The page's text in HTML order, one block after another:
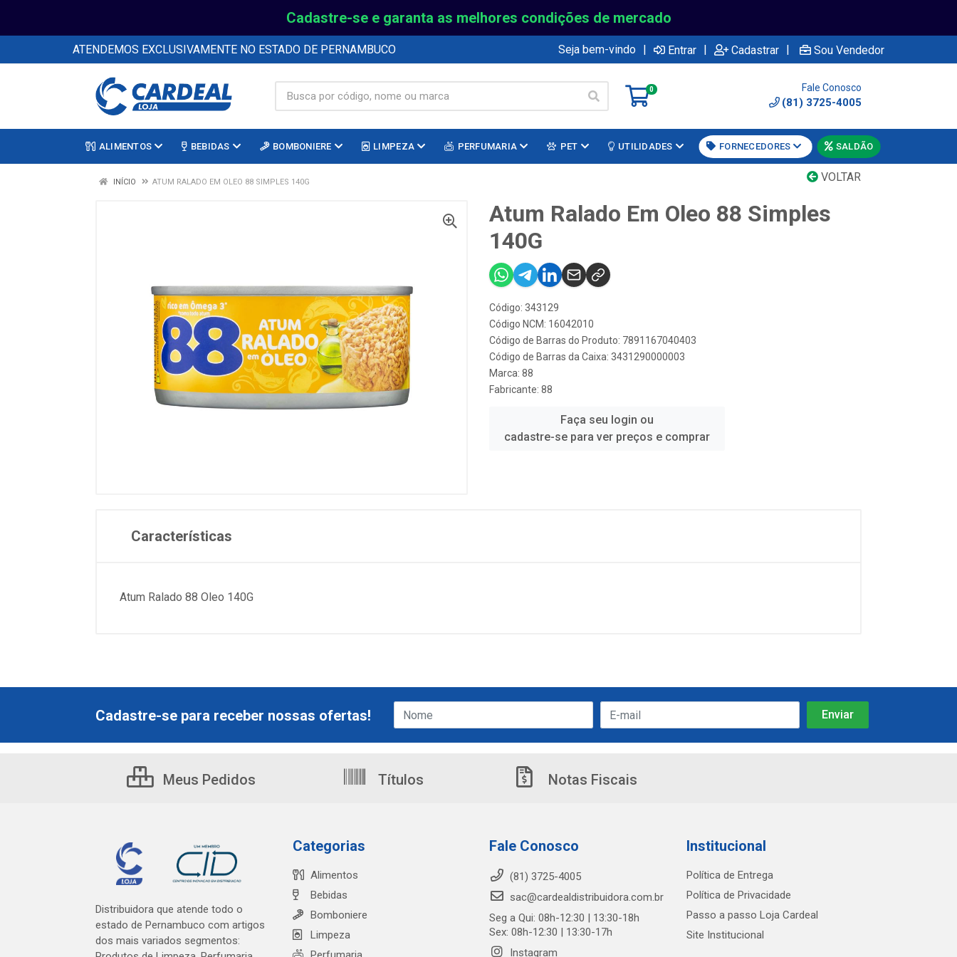
Cadastre-se e garanta as melhores condições de mercado
ATENDEMOS EXCLUSIVAMENTE NO ESTADO DE PERNAMBUCO Seja bem-vindo | Entrar | Cadastrar | Sou Vendedor
0 Fale Conosco
(81) 3725-4005
ALIMENTOS BEBIDAS BOMBONIERE LIMPEZA PERFUMARIA PET UTILIDADES FORNECEDORES SALDÃO
VOLTAR
INÍCIO ATUM RALADO EM OLEO 88 SIMPLES 140G
Atum Ralado Em Oleo 88 Simples
140G
Código: 343129
Código NCM: 16042010
Código de Barras do Produto: 7891167040403
Código de Barras da Caixa: 3431290000003
Marca: 88
Fabricante: 88
Faça seu login ou
cadastre-se para ver preços e comprar
Características
Atum Ralado 88 Oleo 140G
Cadastre-se para receber nossas ofertas!
Meus Pedidos Títulos Notas Fiscais
Distribuidora que atende todo o
estado de Pernambuco com artigos
dos mais variados segmentos:
Categorias
Alimentos
Bebidas
Bomboniere
Limpeza
Fale Conosco
(81) 3725-4005
sac@cardealdistribuidora.com.br
Seg a Qui: 08h-12:30 | 13:30-18h
Sex: 08h-12:30 | 13:30-17h
Instagram
Institucional
Política de Entrega
Política de Privacidade
Passo a passo Loja Cardeal
Site Institucional